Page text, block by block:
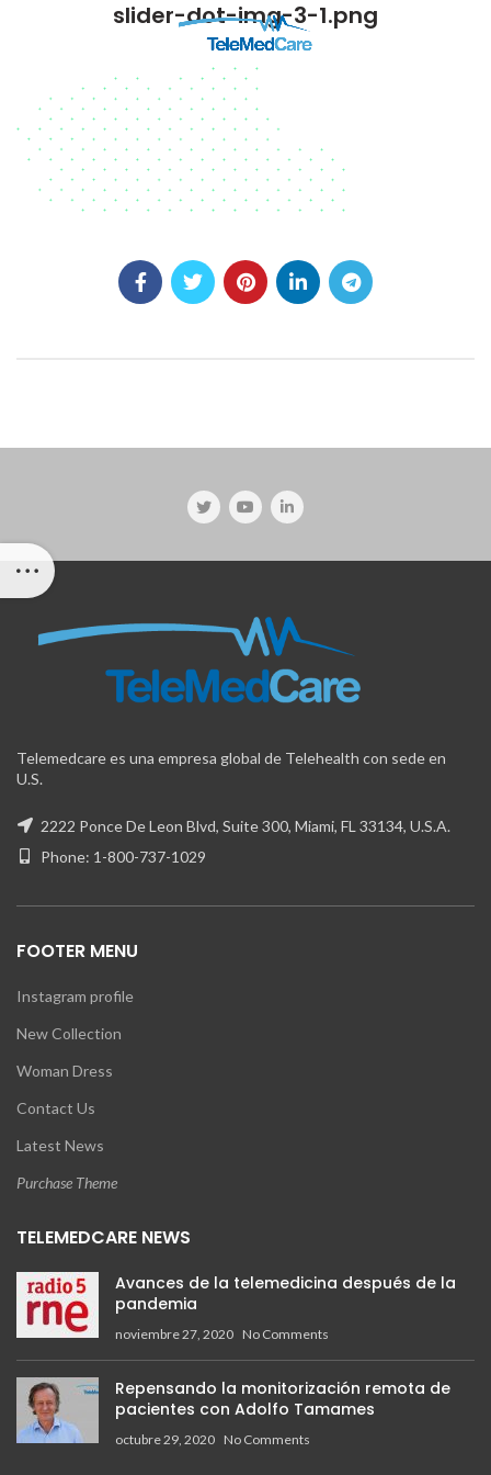
slider-dot-img-3-1.png
Telemedcare es una empresa global de Telehealth con sede en
U.S.
2222 Ponce De Leon Blvd, Suite 300, Miami, FL 33134, U.S.A.
Phone: 1-800-737-1029
FOOTER MENU
Instagram profile
New Collection
Woman Dress
Contact Us
Latest News
Purchase Theme
TELEMEDCARE NEWS
Avances de la telemedicina después de la
pandemia
noviembre 27, 2020 No Comments
Repensando la monitorización remota de
pacientes con Adolfo Tamames
octubre 29, 2020 No Comments